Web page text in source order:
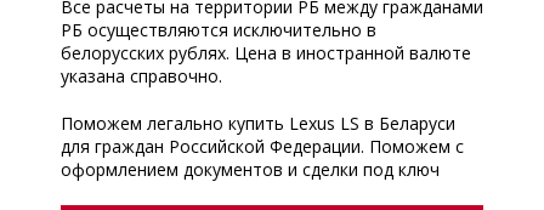
Все расчеты на территории РБ между гражданами
РБ осуществляются исключительно в
белорусских рублях. Цена в иностранной валюте
указана справочно.
Поможем легально купить Lexus LS в Беларуси
для граждан Российской Федерации. Поможем с
оформлением документов и сделки под ключ